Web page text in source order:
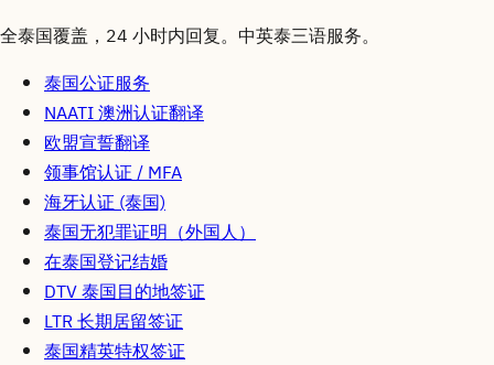
全泰国覆盖，24 小时内回复。中英泰三语服务。
泰国公证服务
NAATI 澳洲认证翻译
欧盟宣誓翻译
领事馆认证 / MFA
海牙认证 (泰国)
泰国无犯罪证明（外国人）
在泰国登记结婚
DTV 泰国目的地签证
LTR 长期居留签证
泰国精英特权签证